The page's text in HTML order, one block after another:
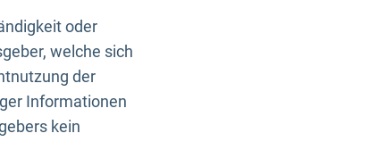
oder
welche sich
der
Informationen
kein